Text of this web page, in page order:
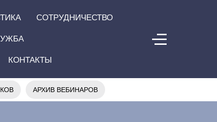
СОТРУДНИЧЕСТВО
КОНТАКТЫ
АРХИВ ВЕБИНАРОВ